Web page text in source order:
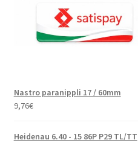
Nastro paranippli 17 / 60mm
9,76€
Heidenau 6.40 - 15 86P P29 TL/TT